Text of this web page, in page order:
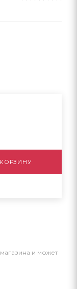
и может